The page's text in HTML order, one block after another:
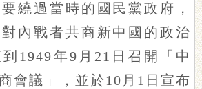
繞過當時的國民黨政府，
內戰者共商新中國的政治
1949年9月21日召開「中
會議」，並於10月1日宣布